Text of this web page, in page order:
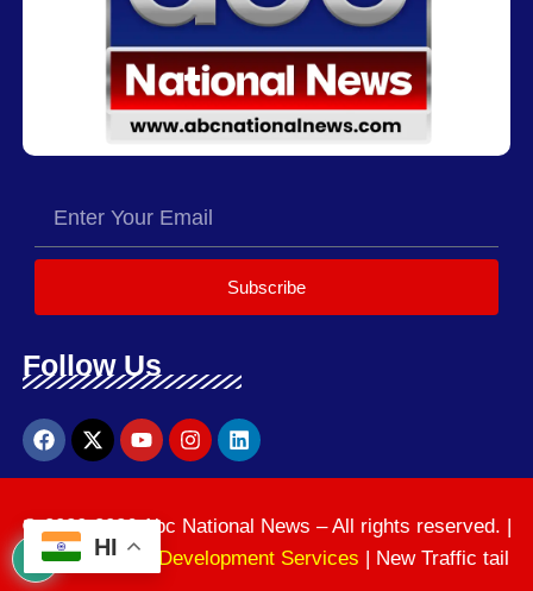
Subscribe
Follow Us
© 2020-2026 Abc National News – All rights reserved. |
News Website Development Services | New Traffic tail
HI